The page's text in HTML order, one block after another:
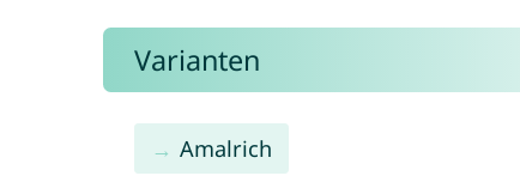
Varianten
Amalrich